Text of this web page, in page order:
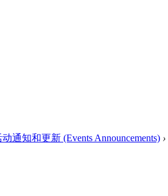
通知和更新 (Events Announcements) ›